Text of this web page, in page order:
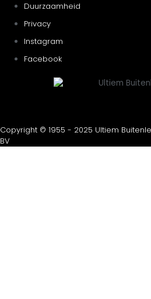
Duurzaamheid
Privacy
Instagram
Facebook
Copyright © 1955 - 2025 Ultiem
BV